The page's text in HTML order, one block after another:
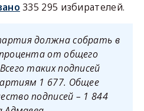
335 295 избирателей.
должна собрать в
от общего
таких подписей
1 677. Общее
подписей – 1 844